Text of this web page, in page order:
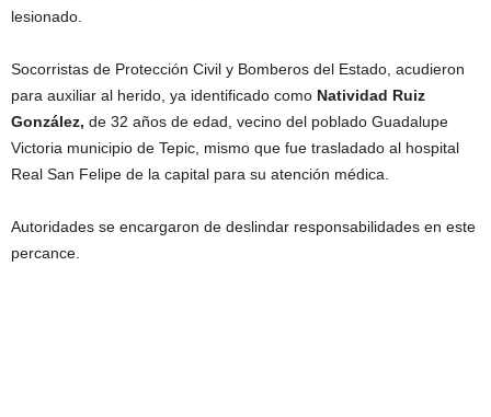
lesionado.
Socorristas de Protección Civil y Bomberos del Estado, acudieron
para auxiliar al herido, ya identificado como Natividad Ruiz
González, de 32 años de edad, vecino del poblado Guadalupe
Victoria municipio de Tepic, mismo que fue trasladado al hospital
Real San Felipe de la capital para su atención médica.
Autoridades se encargaron de deslindar responsabilidades en este
percance.